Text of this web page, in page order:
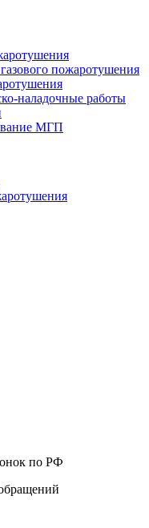
пожаротушения
наладочные работы
МГП
по РФ